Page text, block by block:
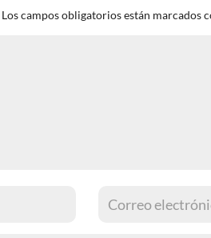
Los campos obligatorios están marcados